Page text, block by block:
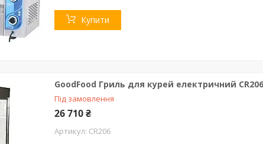
Купити
GoodFood Гриль для курей електричний CR206
Під замовлення
26 710 ₴
CR206